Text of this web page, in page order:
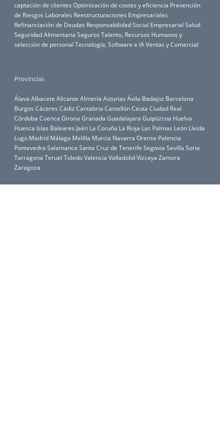
captación de clientes Optimización de costes y eficiencia Prevención
de Riesgos Laborales Reestructuraciones Empresariales
Refinanciación de Deudas Responsabilidad Social Empresarial Salud
Seguridad Alimentaria Seguros Talento, Recursos Humanos y
selección de personal Tecnología, Software e IA Ventas y Comercial
Provincias
Álava Albacete Alicante Almería Asturias Ávila Badajoz Barcelona
Burgos Cáceres Cádiz Cantabria CastellónCeuta Ciudad Real
Córdoba Cuenca Girona Granada Guadalajara Guipúzcoa Huelva
Huesca Islas Baleares Jaén La Coruña La Rioja Las Palmas León Lleida
Lugo Madrid Málaga Melilla Murcia Navarra Orense Palencia
Pontevedra Salamanca Santa Cruz de Tenerife Segovia Sevilla Soria
Tarragona Teruel ToledoValencia ValladolidVizcaya Zamora
Zaragoza